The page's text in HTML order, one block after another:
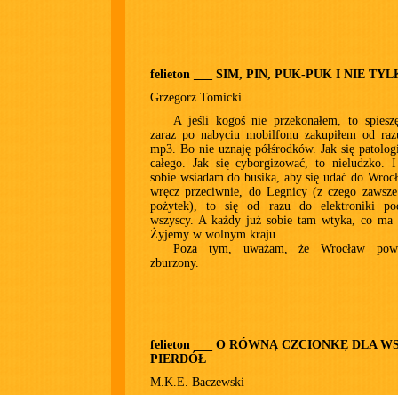
felieton ___ SIM, PIN, PUK-PUK I NIE
Grzegorz Tomicki
A jeśli kogoś nie przekonałem, to
zaraz po nabyciu mobilfonu zakupiłem od
mp3. Bo nie uznaję półśrodków. Jak się
całego. Jak się cyborgizować, to nieludzko.
sobie wsiadam do busika, aby się udać do
wręcz przeciwnie, do Legnicy (z czego
pożytek), to się od razu do elektroniki
wszyscy. A każdy już sobie tam wtyka, co ma
Żyjemy w wolnym kraju.
Poza tym, uważam, że Wrocław
zburzony.
felieton ___ O RÓWNĄ CZCIONKĘ DLA
PIERDÓŁ
M.K.E. Baczewski